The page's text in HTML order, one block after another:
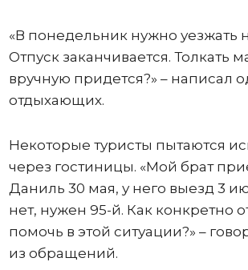
«В понедельник нужно уезжать
Отпуск заканчивается. Толкать
вручную придется?» – написал
отдыхающих.
Некоторые туристы пытаются
через гостиницы. «Мой брат
Даниль 30 мая, у него выезд 3
нет, нужен 95-й. Как конкретно
помочь в этой ситуации?» –
из обращений.